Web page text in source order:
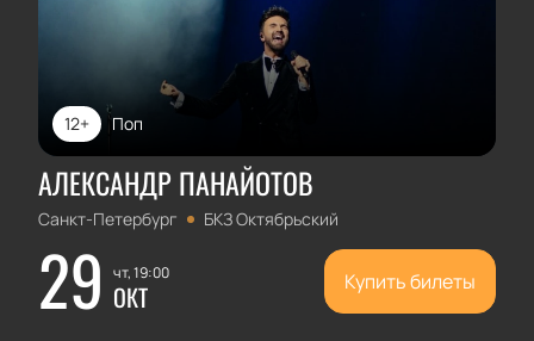
Поп
12+
АЛЕКСАНДР ПАНАЙОТОВ
Санкт-Петербург БКЗ Октябрьский
29 чт, 19:00
ОКТ Купить билеты